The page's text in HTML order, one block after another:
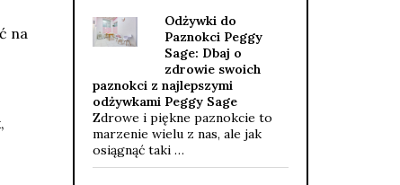
na
Odżywki do
Paznokci Peggy
Sage: Dbaj o
zdrowie swoich
paznokci z najlepszymi
odżywkami Peggy Sage
Zdrowe i piękne paznokcie to
marzenie wielu z nas, ale jak
osiągnąć taki …